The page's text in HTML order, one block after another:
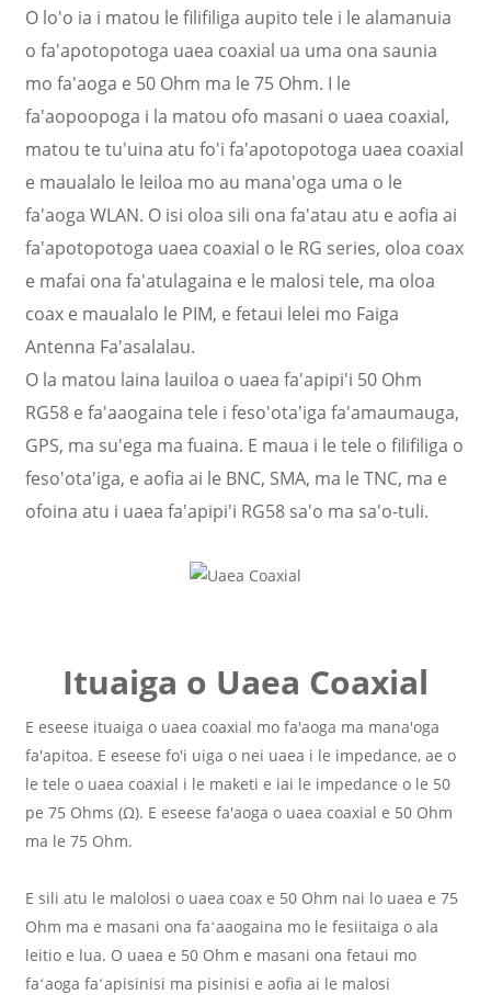
O lo'o ia i matou le filifiliga aupito tele i le alamanuia
o fa'apotopotoga uaea coaxial ua uma ona saunia
mo fa'aoga e 50 Ohm ma le 75 Ohm. I le
fa'aopoopoga i la matou ofo masani o uaea coaxial,
matou te tu'uina atu fo'i fa'apotopotoga uaea coaxial
e maualalo le leiloa mo au mana'oga uma o le
fa'aoga WLAN. O isi oloa sili ona fa'atau atu e aofia ai
fa'apotopotoga uaea coaxial o le RG series, oloa coax
e mafai ona fa'atulagaina e le malosi tele, ma oloa
coax e maualalo le PIM, e fetaui lelei mo Faiga
Antenna Fa'asalalau.
O la matou laina lauiloa o uaea fa'apipi'i 50 Ohm
RG58 e fa'aaogaina tele i feso'ota'iga fa'amaumauga,
GPS, ma su'ega ma fuaina. E maua i le tele o filifiliga o
feso'ota'iga, e aofia ai le BNC, SMA, ma le TNC, ma e
ofoina atu i uaea fa'apipi'i RG58 sa'o ma sa'o-tuli.
Ituaiga o Uaea Coaxial
E eseese ituaiga o uaea coaxial mo fa'aoga ma mana'oga
fa'apitoa. E eseese fo'i uiga o nei uaea i le impedance, ae o
le tele o uaea coaxial i le maketi e iai le impedance o le 50
pe 75 Ohms (Ω). E eseese fa'aoga o uaea coaxial e 50 Ohm
ma le 75 Ohm.
E sili atu le malolosi o uaea coax e 50 Ohm nai lo uaea e 75
Ohm ma e masani ona faʻaaogaina mo le fesiitaiga o ala
leitio e lua. O uaea e 50 Ohm e masani ona fetaui mo
faʻaoga faʻapisinisi ma pisinisi e aofia ai le malosi